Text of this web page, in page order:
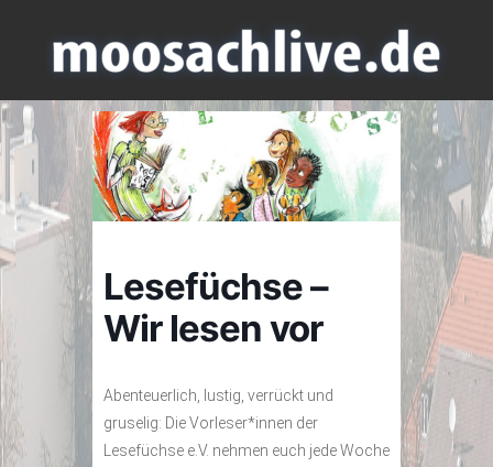
Lesefüchse –
Wir lesen vor
Abenteuerlich, lustig, verrückt und
gruselig: Die Vorleser*innen der
Lesefüchse e.V. nehmen euch jede Woche